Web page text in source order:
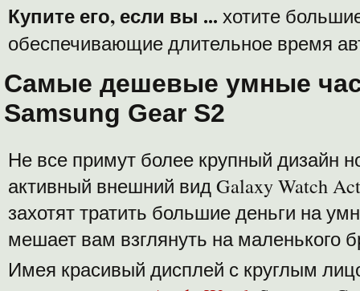
Купите его, если вы ... хотите
обеспечивающие длительное время
Самые дешевые умные
Samsung Gear S2
Не все примут более крупный дизайн
активный внешний вид Galaxy Watch
захотят тратить большие деньги на
мешает вам взглянуть на маленького
Имея красивый дисплей с круглым